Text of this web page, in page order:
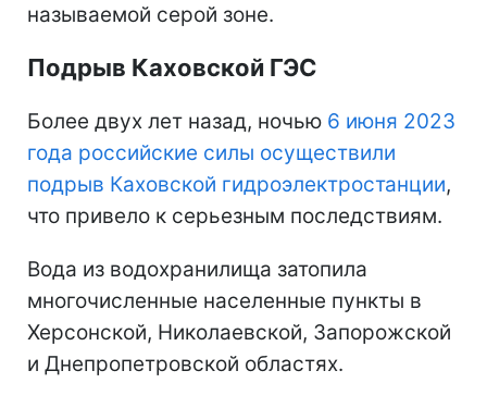
называемой серой зоне.
Подрыв Каховской ГЭС
Более двух лет назад, ночью 6 июня 2023
года российские силы осуществили
подрыв Каховской гидроэлектростанции,
что привело к серьезным последствиям.
Вода из водохранилища затопила
многочисленные населенные пункты в
Херсонской, Николаевской, Запорожской
и Днепропетровской областях.